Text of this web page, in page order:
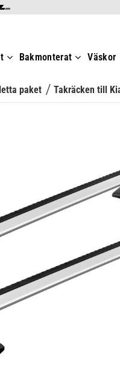
Bakmonterat Väskor
paket Takräcken till